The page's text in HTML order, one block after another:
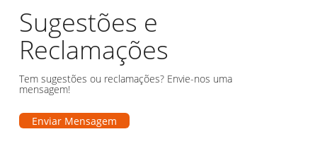
Sugestões e
Reclamações
Tem sugestões ou reclamações? Envie-nos uma
mensagem!
Enviar Mensagem